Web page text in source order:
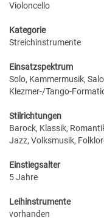
Violoncello
Kategorie
Streichinstrumente
Einsatzspektrum
Solo, Kammermusik,
Klezmer-/Tango-
Stilrichtungen
Barock, Klassik,
Jazz, Volksmusik,
Einstiegsalter
5 Jahre
Leihinstrumente
vorhanden